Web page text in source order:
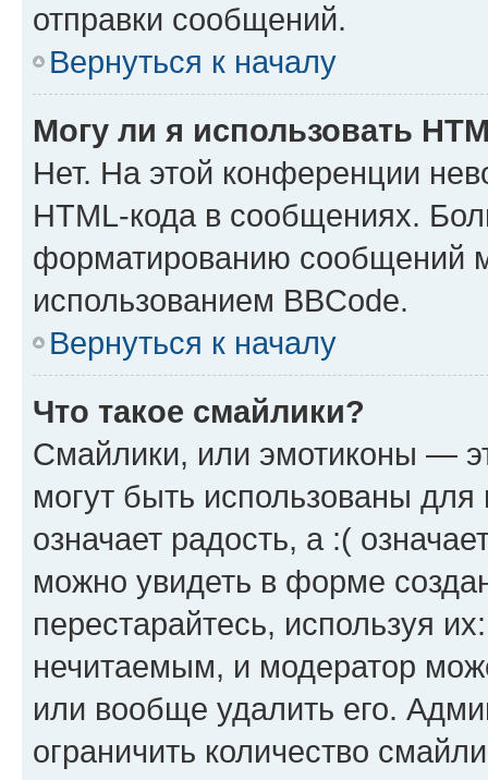
отправки сообщений.
Вернуться к началу
Могу ли я использовать
Нет. На этой конференции
HTML-кода в сообщениях.
форматированию сообщений
использованием BBCode.
Вернуться к началу
Что такое смайлики?
Смайлики, или эмотиконы —
могут быть использованы
означает радость, а :(
можно увидеть в форме
перестарайтесь, используя
нечитаемым, и модератор
или вообще удалить его.
ограничить количество